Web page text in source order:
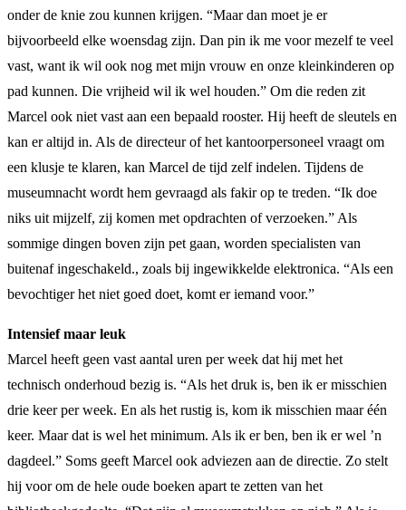
onder de knie zou kunnen krijgen. “Maar dan moet je er
bijvoorbeeld elke woensdag zijn. Dan pin ik me voor mezelf te veel
vast, want ik wil ook nog met mijn vrouw en onze kleinkinderen op
pad kunnen. Die vrijheid wil ik wel houden.” Om die reden zit
Marcel ook niet vast aan een bepaald rooster. Hij heeft de sleutels en
kan er altijd in. Als de directeur of het kantoorpersoneel vraagt om
een klusje te klaren, kan Marcel de tijd zelf indelen. Tijdens de
museumnacht wordt hem gevraagd als fakir op te treden. “Ik doe
niks uit mijzelf, zij komen met opdrachten of verzoeken.” Als
sommige dingen boven zijn pet gaan, worden specialisten van
buitenaf ingeschakeld., zoals bij ingewikkelde elektronica. “Als een
bevochtiger het niet goed doet, komt er iemand voor.”
Intensief maar leuk
Marcel heeft geen vast aantal uren per week dat hij met het
technisch onderhoud bezig is. “Als het druk is, ben ik er misschien
drie keer per week. En als het rustig is, kom ik misschien maar één
keer. Maar dat is wel het minimum. Als ik er ben, ben ik er wel ’n
dagdeel.” Soms geeft Marcel ook adviezen aan de directie. Zo stelt
hij voor om de hele oude boeken apart te zetten van het